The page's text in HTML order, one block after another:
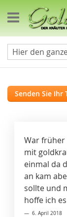
zum
Inhalt
Senden Sie Ihr
War früher
mit
einmal da
an kam
sollte und
hoffe ich
6. April 2018